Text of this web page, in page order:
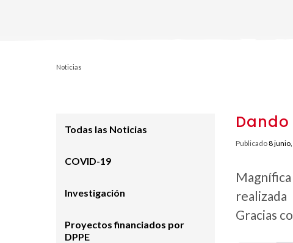
Noticias
Dando
Publicado8
realizada
Gracias
Todas las Noticias
COVID-19
Investigación
Proyectos financiados por
DPPE